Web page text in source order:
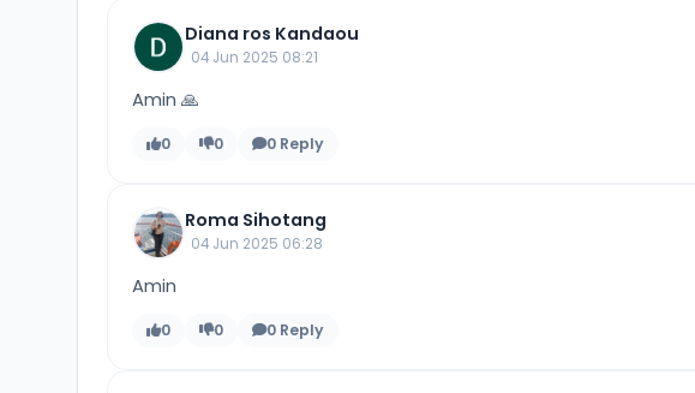
Diana ros Kandaou
04 Jun 2025 08:21
Amin 🙏
0 0 0 Reply
Roma Sihotang
04 Jun 2025 06:28
Amin
0 0 0 Reply